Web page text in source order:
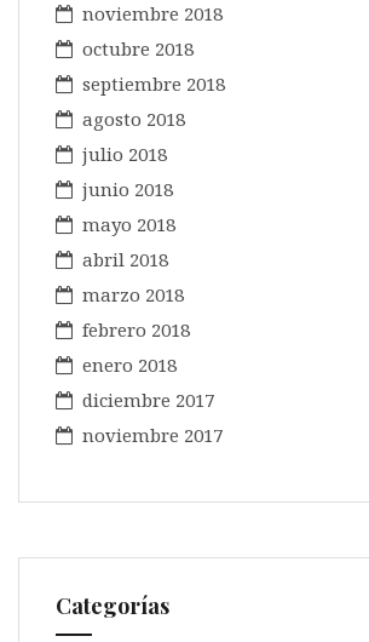
noviembre 2018
octubre 2018
septiembre 2018
agosto 2018
julio 2018
junio 2018
mayo 2018
abril 2018
marzo 2018
febrero 2018
enero 2018
diciembre 2017
noviembre 2017
Categorías